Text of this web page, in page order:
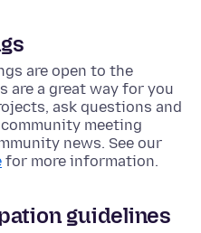
are open to the
are a great way for you
ask questions and
community meeting
news. See our
for more information.
guidelines